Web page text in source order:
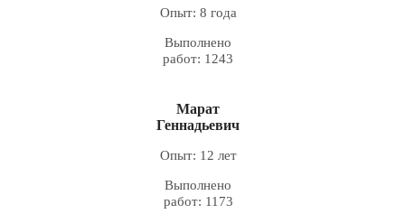
Опыт: 8 года
Выполнено
работ: 1243
Марат
Геннадьевич
Опыт: 12 лет
Выполнено
работ: 1173